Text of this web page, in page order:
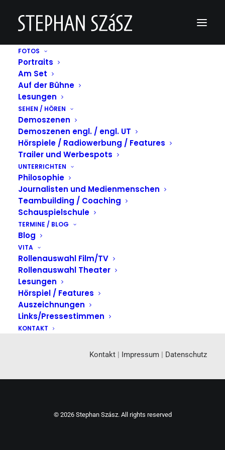
FOTOS
Portraits
Am Set
Auf der Bühne
Lesungen
SEHEN / HÖREN
Demoszenen
Demoszenen engl. / engl. UT
Hörspiele / Radiowerbung / Features
Trailer und Werbespots
UNTERRICHTEN
Philosophie
Journalisten und Medienmenschen
Teambuilding / Coaching
Schauspielschule
TERMINE / BLOG
Blog
VITA
Rollenauswahl Film/TV
Rollenauswahl Theater
Lesungen
Hörspiel / Features
Auszeichnungen
Links/Pressestimmen
KONTAKT
Tatort Dortmund Szene HDklein – SD 480p
Home
Tatort Dortmund Szene HDklein - SD 480p
Tatort Dortmund Szene HDklein – SD 480p
https://www.stephan-szasz.de/wp-
content/uploads/2022/05/Tatort-Dortmund-
Szene-HDklein-SD-480p.mov
Kontakt | Impressum | Datenschutz
© 2026 Stephan Szász. All rights reserved